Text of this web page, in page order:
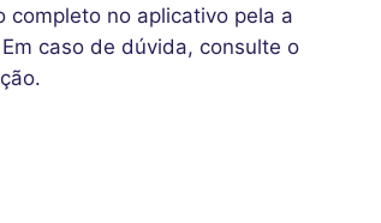
completo no aplicativo pela a
caso de dúvida, consulte o